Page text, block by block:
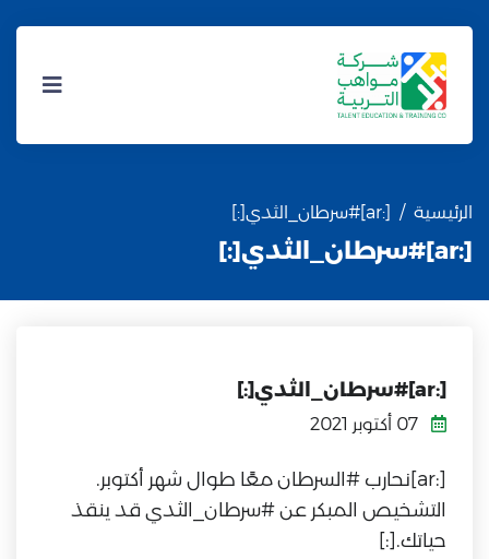
الرئيسية [:ar]#سرطان_الثدي[:]
[:ar]#سرطان_الثدي[:]
[:ar]#سرطان_الثدي[:]
[:ar]نحارب #السرطان معًا طوال شهر أكتوبر.
التشخيص المبكر عن #سرطان_الثدي قد ينقذ
حياتك.[:]